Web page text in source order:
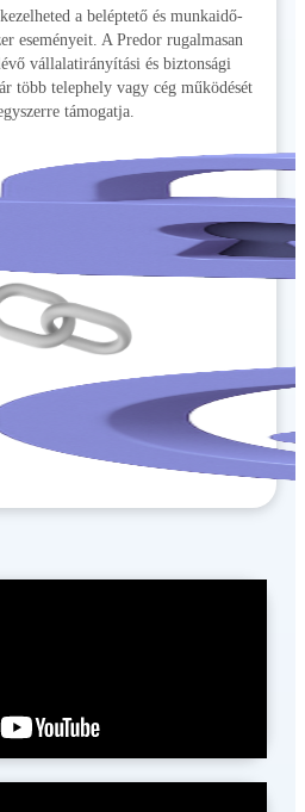
a beléptető és munkaidő-
eseményeit. A Predor rugalmasan
vállalatirányítási és biztonsági
több telephely vagy cég működését
támogatja.